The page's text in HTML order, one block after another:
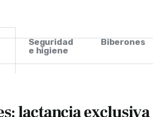
Seguridad
e higiene
Biberones
lactancia exclusiva